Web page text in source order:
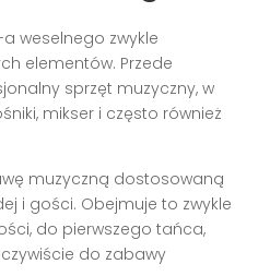
weselnego zwykle
elementów. Przede
sprzęt muzyczny, w
mikser i często również
muzyczną dostosowaną
i gości. Obejmuje to zwykle
do pierwszego tańca,
do zabawy